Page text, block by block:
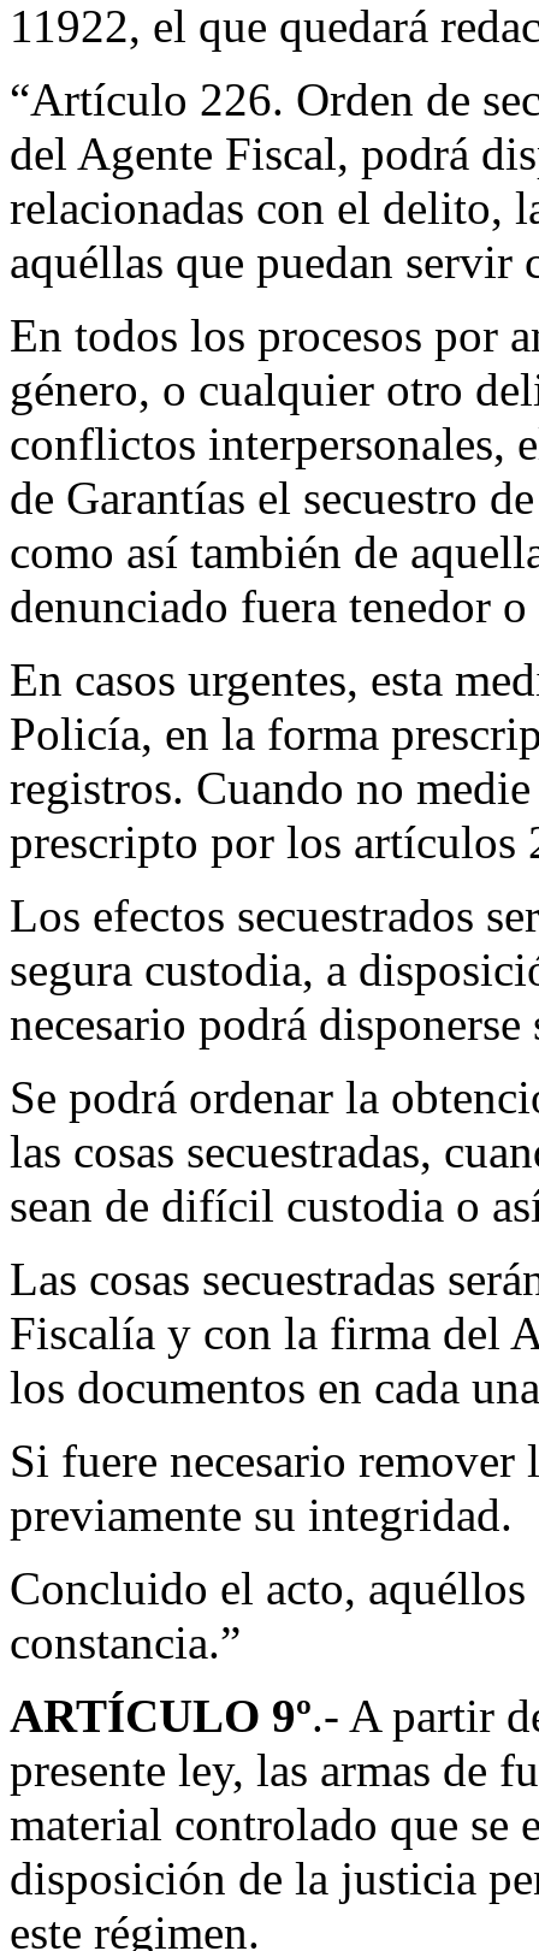
11922, el que quedará
“Artículo 226. Orden de
del Agente Fiscal, podrá
relacionadas con el delito,
aquéllas que puedan servir
En todos los procesos por
género, o cualquier otro
conflictos interpersonales,
de Garantías el secuestro
como así también de
denunciado fuera tenedor o
En casos urgentes, esta
Policía, en la forma
registros. Cuando no
prescripto por los artículos
Los efectos secuestrados
segura custodia, a
necesario podrá
Se podrá ordenar la
las cosas secuestradas,
sean de difícil custodia o
Las cosas secuestradas
Fiscalía y con la firma del
los documentos en cada
Si fuere necesario remover
previamente su integridad.
Concluido el acto, aquéllos
constancia.”
ARTÍCULO 9º.- A partir
presente ley, las armas de
material controlado que se
disposición de la justicia
este régimen.